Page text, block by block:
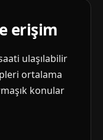
erişim
ulaşılabilir
ortalama
konular